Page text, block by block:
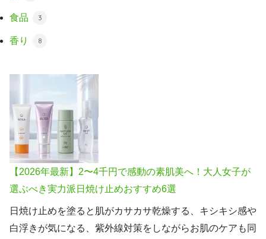
食品 3
香り 8
【2026年最新】2〜4千円で感動の素肌美へ！大人女子が
選ぶべき実力派日焼け止めおすすめ6選
日焼け止めを塗ると肌がカサカサ乾燥する、キシキシ感や
白浮きが気になる、紫外線対策をしながらお肌のケアも同